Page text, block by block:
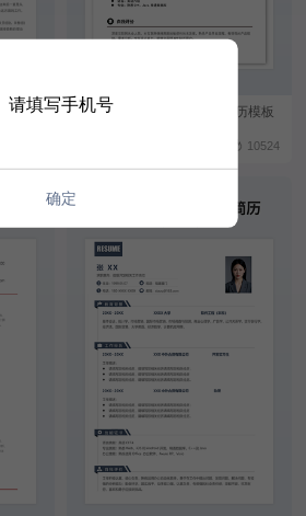
软件工程软件开发应届生简历模板
10524
请填写手机号
确定